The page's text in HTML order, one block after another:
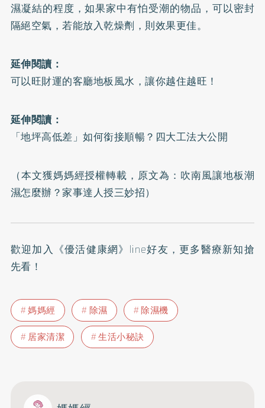
濕凝結的程度，如果家中有怕受潮的物品，可以密封
隔絕空氣，若能放入乾燥劑，則效果更佳。
延伸閱讀：
可以旺財運的客廳地板風水，讓你越住越旺！
延伸閱讀：
「地坪高低差」如何銜接順暢？四大工法大公開
（本文獲媽媽經授權轉載，原文為： 吹南風讓地板潮
濕怎麼辦？家事達人授三妙招）
歡迎加入 《優活健康網》line好友 ，更多醫療新知搶
先看！
媽媽經 除濕
除濕機
居家清潔
生活小秘訣